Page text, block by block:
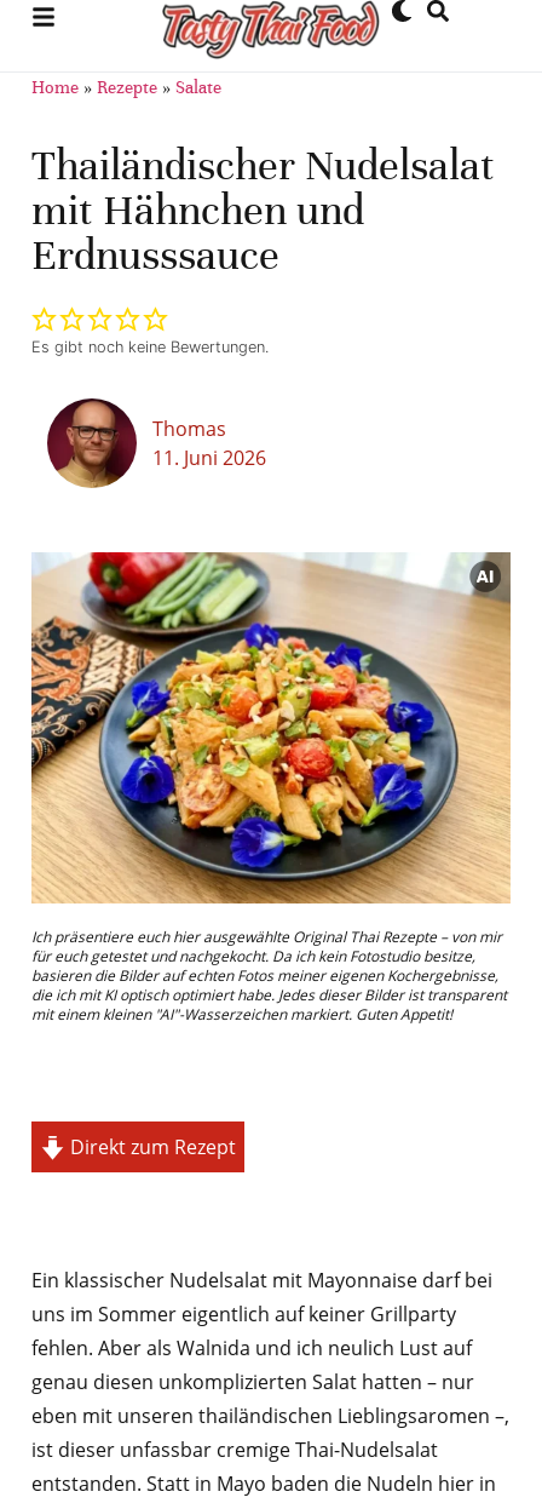
Home» Rezepte» Salate
Thailändischer Nudelsalat
mit Hähnchen und
Erdnusssauce
Es gibt noch keine Bewertungen.
Thomas
11. Juni 2026
Ich präsentiere euch hier ausgewählte Original Thai Rezepte – von mir
für euch getestet und nachgekocht. Da ich kein Fotostudio besitze,
basieren die Bilder auf echten Fotos meiner eigenen Kochergebnisse,
die ich mit KI optisch optimiert habe. Jedes dieser Bilder ist transparent
mit einem kleinen "AI"-Wasserzeichen markiert. Guten Appetit!
Direkt zum Rezept
Ein klassischer Nudelsalat mit Mayonnaise darf bei
uns im Sommer eigentlich auf keiner Grillparty
fehlen. Aber als Walnida und ich neulich Lust auf
genau diesen unkomplizierten Salat hatten – nur
eben mit unseren thailändischen Lieblingsaromen –,
ist dieser unfassbar cremige Thai-Nudelsalat
entstanden. Statt in Mayo baden die Nudeln hier in